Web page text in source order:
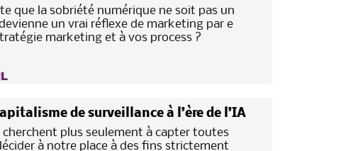
que la sobriété numérique ne soit pas un
un vrai réflexe de marketing par e
marketing et à vos process ?
de surveillance à l’ère de l’IA
cherchent plus seulement à capter toutes
à notre place à des fins strictement